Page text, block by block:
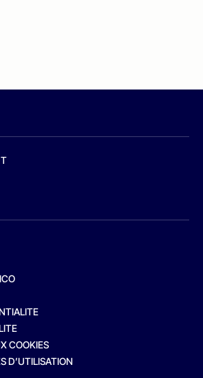
COOKIES
D’UTILISATION